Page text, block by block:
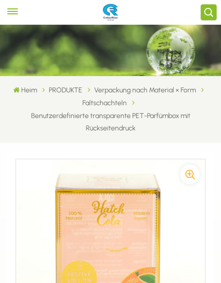
Heim PRODUKTE
Verpackung nach Material × Form
Faltschachteln
Benutzerdefinierte transparente PET-Parfümbox mit
Rückseitendruck